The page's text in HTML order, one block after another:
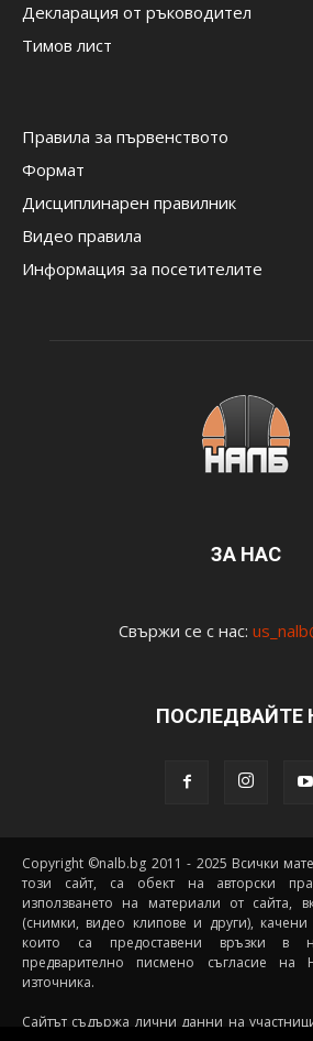
Декларация от ръководител
Тимов лист
Правила за първенството
Формат
Дисциплинарен правилник
Видео правила
Информация за посетителите
ЗА НАС
Свържи се с нас:
ПОСЛЕДВАЙТЕ
Copyright ©nalb.bg 2011 - 2025 Всички
този сайт, са обект на авторски
използването на материали от сайта,
(снимки, видео клипове и други),
които са предоставени връзки в
предварително писмено съгласие
източника.
Сайтът съдържа лични данни на